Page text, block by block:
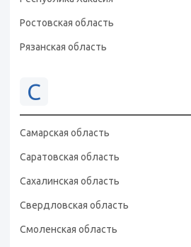
Ростовская область
Рязанская область
С
Самарская область
Саратовская область
Сахалинская область
Свердловская область
Смоленская область